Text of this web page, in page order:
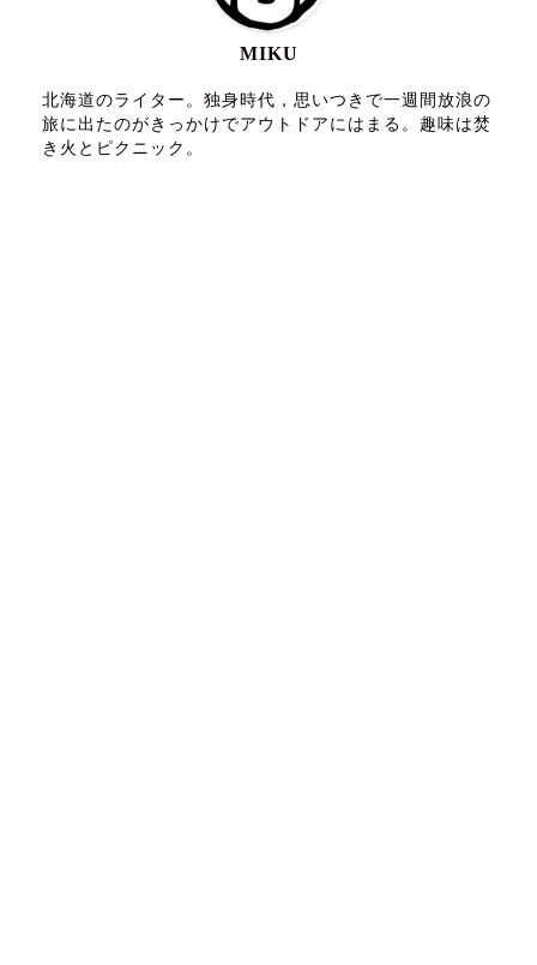
MIKU
北海道のライター。独身時代，思いつきで一週間放浪の
旅に出たのがきっかけでアウトドアにはまる。趣味は焚
き火とピクニック。